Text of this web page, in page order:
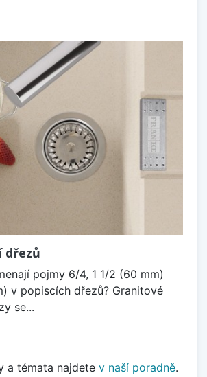
dřezů
pojmy 6/4, 1 1/2 (60 mm)
v popiscích dřezů? Granitové
se...
a témata najdete v naší poradně.